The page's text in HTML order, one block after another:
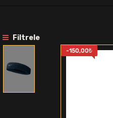
Filtrele
-150,00₺